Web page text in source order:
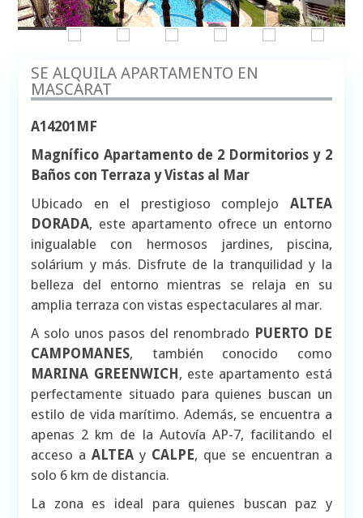
SE ALQUILA APARTAMENTO EN
MASCARAT
A14201MF
Magnífico Apartamento de 2 Dormitorios y 2
Baños con Terraza y Vistas al Mar
Ubicado en el prestigioso complejo ALTEA
DORADA, este apartamento ofrece un entorno
inigualable con hermosos jardines, piscina,
solárium y más. Disfrute de la tranquilidad y la
belleza del entorno mientras se relaja en su
amplia terraza con vistas espectaculares al mar.
A solo unos pasos del renombrado PUERTO DE
CAMPOMANES, también conocido como
MARINA GREENWICH , este apartamento está
perfectamente situado para quienes buscan un
estilo de vida marítimo. Además, se encuentra a
apenas 2 km de la Autovía AP-7, facilitando el
acceso aALTEA y CALPE, que se encuentran a
solo 6 km de distancia.
La zona es ideal para quienes buscan paz y